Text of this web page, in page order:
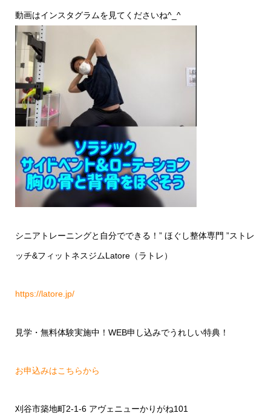
動画はインスタグラムを見てくださいね^_^
シニアトレーニングと自分でできる！ ” ほぐし整体専門 ”ストレ
ッチ&フィットネスジムLatore（ラトレ）
https://latore.jp/
見学・無料体験実施中！ WEB申し込みでうれしい特典！
お申込みはこちらから
刈谷市築地町2-1-6 アヴェニューかりがね101